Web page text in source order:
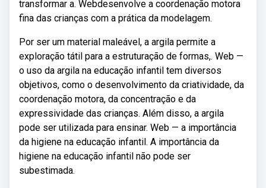
transformar a. Webdesenvolve a coordenação motora
fina das crianças com a prática da modelagem.
Por ser um material maleável, a argila permite a
exploração tátil para a estruturação de formas,. Web —
o uso da argila na educação infantil tem diversos
objetivos, como o desenvolvimento da criatividade, da
coordenação motora, da concentração e da
expressividade das crianças. Além disso, a argila
pode ser utilizada para ensinar. Web — a importância
da higiene na educação infantil. A importância da
higiene na educação infantil não pode ser
subestimada.